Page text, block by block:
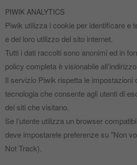
PIWIK ANALYTICS
Piwik utilizza i cookie per identificare e
e del loro utilizzo del sito internet.
Tutti i dati raccolti sono anonimi ed in
policy completa è visionabile
Il servizio Piwik rispetta le impostazioni
tecnologia che consente agli utenti di
dei siti che visitano.
Se l’utente utilizza un browser
deve impostarele preferenze su "Non
Not Track).